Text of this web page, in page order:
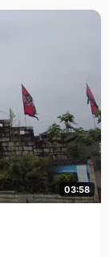
03:58